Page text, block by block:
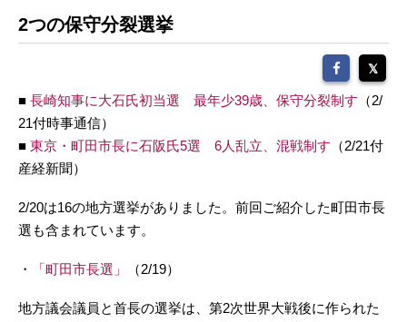
2つの保守分裂選挙
■ 長崎知事に大石氏初当選 最年少39歳、保守分裂制す （2/
21付時事通信）
■ 東京・町田市長に石阪氏5選 6人乱立、混戦制す （2/21付
産経新聞）
2/20は16の地方選挙がありました。前回ご紹介した町田市長
選も含まれています。
・ 「町田市長選」 （2/19）
地方議会議員と首長の選挙は、第2次世界大戦後に作られた